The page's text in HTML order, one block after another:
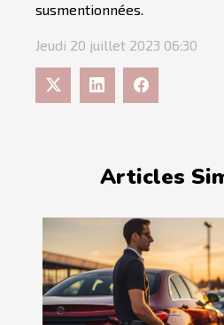
Articles
susmentionnées.
Jeudi 20 juillet 2023 06:30